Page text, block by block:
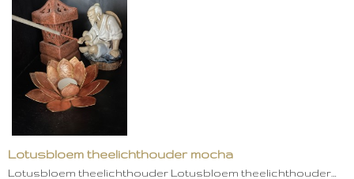
Lotusbloem theelichthouder mocha
Lotusbloem theelichthouder Lotusbloem theelichthouder…